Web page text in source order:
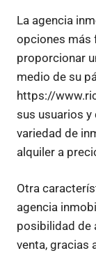
La agencia
opciones más
proporcionar
medio de su
https://
sus usuarios y
variedad de
alquiler a
Otra
agencia
posibilidad de
venta, gracias